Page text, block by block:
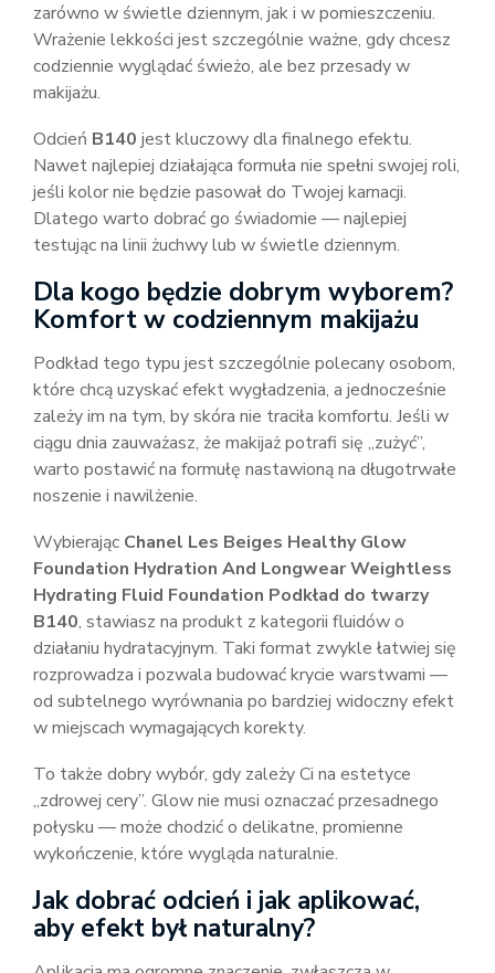
zarówno w świetle dziennym, jak i w pomieszczeniu.
Wrażenie lekkości jest szczególnie ważne, gdy chcesz
codziennie wyglądać świeżo, ale bez przesady w
makijażu.
Odcień B140 jest kluczowy dla finalnego efektu.
Nawet najlepiej działająca formuła nie spełni swojej roli,
jeśli kolor nie będzie pasował do Twojej karnacji.
Dlatego warto dobrać go świadomie — najlepiej
testując na linii żuchwy lub w świetle dziennym.
Dla kogo będzie dobrym wyborem?
Komfort w codziennym makijażu
Podkład tego typu jest szczególnie polecany osobom,
które chcą uzyskać efekt wygładzenia, a jednocześnie
zależy im na tym, by skóra nie traciła komfortu. Jeśli w
ciągu dnia zauważasz, że makijaż potrafi się „zużyć”,
warto postawić na formułę nastawioną na długotrwałe
noszenie i nawilżenie.
Wybierając Chanel Les Beiges Healthy Glow
Foundation Hydration And Longwear Weightless
Hydrating Fluid Foundation Podkład do twarzy
B140, stawiasz na produkt z kategorii fluidów o
działaniu hydratacyjnym. Taki format zwykle łatwiej się
rozprowadza i pozwala budować krycie warstwami —
od subtelnego wyrównania po bardziej widoczny efekt
w miejscach wymagających korekty.
To także dobry wybór, gdy zależy Ci na estetyce
„zdrowej cery”. Glow nie musi oznaczać przesadnego
połysku — może chodzić o delikatne, promienne
wykończenie, które wygląda naturalnie.
Jak dobrać odcień i jak aplikować,
aby efekt był naturalny?